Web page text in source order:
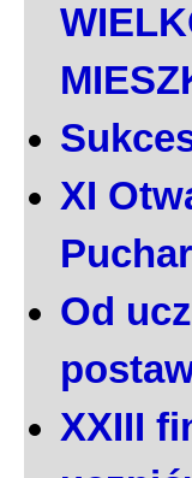
XI
Od
XXIII